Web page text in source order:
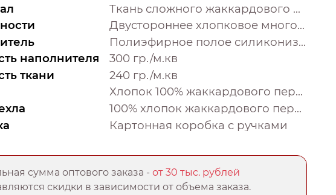
Ткань сложного жаккардового переплетения внутри п/э нитка
Двустороннее хлопковое многослойное жаккардовое покрывало с тонким наполнителем и контурной декоративной строчкой и отделочным хлопковым кантом
Полиэфирное полое силиконизированное извитое волокно
наполнителя
300 гр./м.кв
ткани
240 гр./м.кв
Хлопок 100% жаккардового переплетения
100% хлопок жаккардового переплетения
Картонная коробка с ручками
сумма оптового заказа -от 30 тыс. рублей
скидки в зависимости от объема заказа.